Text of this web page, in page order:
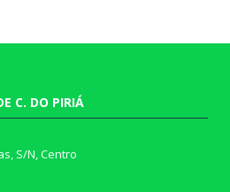
C. DO PIRIÁ
S/N, Centro